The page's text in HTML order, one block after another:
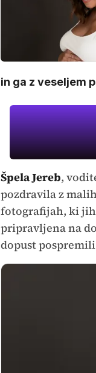
in ga z veseljem
Špela Jereb,
pozdravila z
fotografijah, ki jih
pripravljena na
dopust